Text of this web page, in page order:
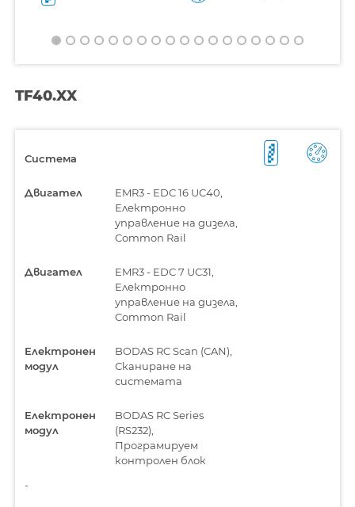
TF40.XX
Система
Двигател
EMR3 - EDC 16 UC40,
Електронно
управление на дизела,
Common Rail
Двигател
EMR3 - EDC 7 UC31,
Електронно
управление на дизела,
Common Rail
Електронен
модул
BODAS RC Scan (CAN),
Сканиране на
системата
Електронен
модул
BODAS RC Series
(RS232),
Програмируем
контролен блок
-